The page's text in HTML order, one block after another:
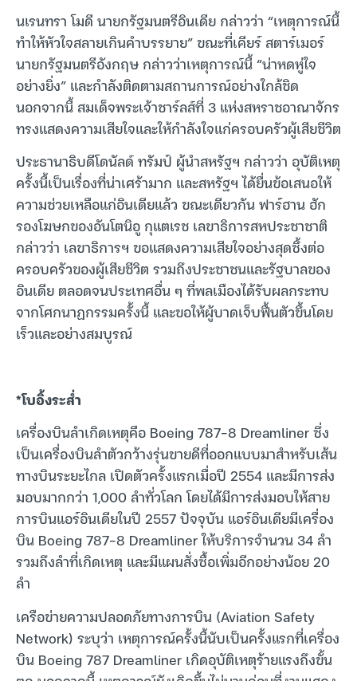
นเรนทรา โมดี นายกรัฐมนตรีอินเดีย กล่าวว่า “เหตุการณ์นี้
ทำให้หัวใจสลายเกินคำบรรยาย” ขณะที่เคียร์ สตาร์เมอร์
นายกรัฐมนตรีอังกฤษ กล่าวว่าเหตุการณ์นี้ “น่าหดหู่ใจ
อย่างยิ่ง” และกำลังติดตามสถานการณ์อย่างใกล้ชิด
นอกจากนี้ สมเด็จพระเจ้าชาร์ลส์ที่ 3 แห่งสหราชอาณาจักร
ทรงแสดงความเสียใจและให้กำลังใจแก่ครอบครัวผู้เสียชีวิต
ประธานาธิบดีโดนัลด์ ทรัมป์ ผู้นำสหรัฐฯ กล่าวว่า อุบัติเหตุ
ครั้งนี้เป็นเรื่องที่น่าเศร้ามาก และสหรัฐฯ ได้ยื่นข้อเสนอให้
ความช่วยเหลือแก่อินเดียแล้ว ขณะเดียวกัน ฟาร์ฮาน ฮัก
รองโฆษกของอันโตนิอู กุแตเรช เลขาธิการสหประชาชาติ
กล่าวว่า เลขาธิการฯ ขอแสดงความเสียใจอย่างสุดซึ้งต่อ
ครอบครัวของผู้เสียชีวิต รวมถึงประชาชนและรัฐบาลของ
อินเดีย ตลอดจนประเทศอื่น ๆ ที่พลเมืองได้รับผลกระทบ
จากโศกนาฏกรรมครั้งนี้ และขอให้ผู้บาดเจ็บฟื้นตัวขึ้นโดย
เร็วและอย่างสมบูรณ์
*โบอิ้งระส่ำ
เครื่องบินลำเกิดเหตุคือ Boeing 787-8 Dreamliner ซึ่ง
เป็นเครื่องบินลำตัวกว้างรุ่นขายดีที่ออกแบบมาสำหรับเส้น
ทางบินระยะไกล เปิดตัวครั้งแรกเมื่อปี 2554 และมีการส่ง
มอบมากกว่า 1,000 ลำทั่วโลก โดยได้มีการส่งมอบให้สาย
การบินแอร์อินเดียในปี 2557 ปัจจุบัน แอร์อินเดียมีเครื่อง
บิน Boeing 787-8 Dreamliner ให้บริการจำนวน 34 ลำ
รวมถึงลำที่เกิดเหตุ และมีแผนสั่งซื้อเพิ่มอีกอย่างน้อย 20
ลำ
เครือข่ายความปลอดภัยทางการบิน (Aviation Safety
Network) ระบุว่า เหตุการณ์ครั้งนี้นับเป็นครั้งแรกที่เครื่อง
บิน Boeing 787 Dreamliner เกิดอุบัติเหตุร้ายแรงถึงขั้น